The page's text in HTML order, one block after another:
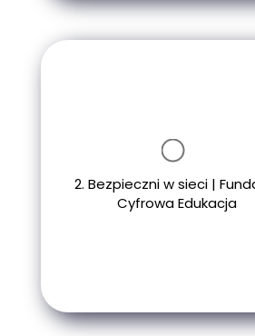
2. Bezpieczni w sieci |
Cyfrowa Edukacja